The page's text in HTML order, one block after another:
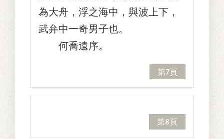
為大舟，浮之海中，與波上下，
武弁中一奇男子也。
何喬遠序。
第7頁
第8頁